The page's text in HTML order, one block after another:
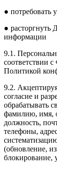
● потребовать
● расторгнуть
информации
9.1.
соответствии
Политикой
9.2.
согласие и
обрабатывать
фамилию, имя,
должность,
телефоны,
(обновление,
блокирование,